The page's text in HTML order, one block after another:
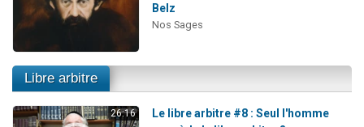
Belz
Nos Sages
Libre arbitre
26:16
Le libre arbitre #8 : Seul l'homme